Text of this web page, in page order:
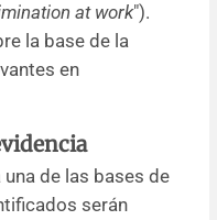
at work").
la base de la
en
de las bases de
serán